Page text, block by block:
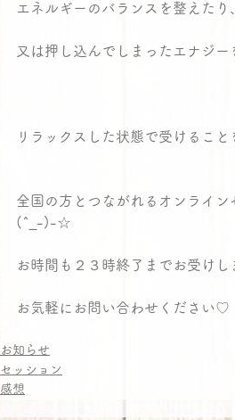
エネルギーのバランスを整えたり
又は押し込んでしまったエナジー
リラックスした状態で受けること
全国の方とつながれるオンライ
(^_-)-☆
お時間も２３時終了までお受けし
お気軽にお問い合わせください♡
お知らせ
セッション
感想